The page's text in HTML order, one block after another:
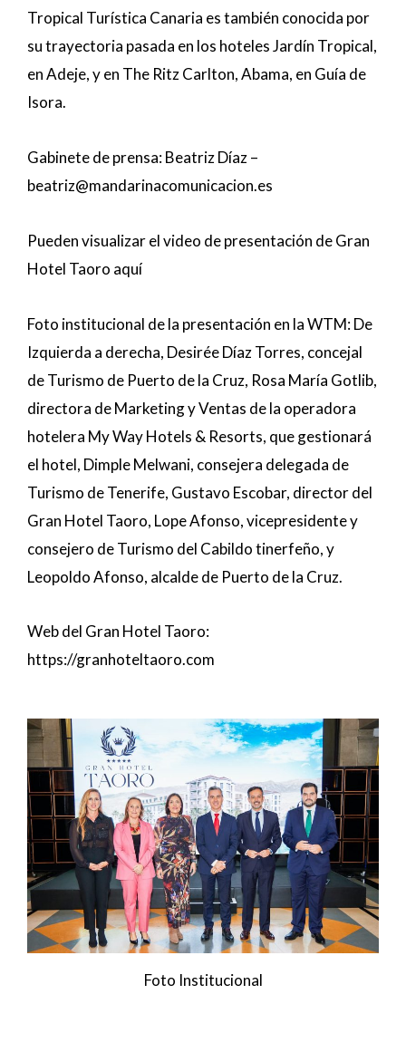
Tropical Turística Canaria es también conocida por
su trayectoria pasada en los hoteles Jardín Tropical,
en Adeje, y en The Ritz Carlton, Abama, en Guía de
Isora.
Gabinete de prensa:Beatriz Díaz –
beatriz@mandarinacomunicacion.es
Pueden visualizar el video de presentación de Gran
Hotel Taoro aquí
Foto institucional de la presentación en la WTM: De
Izquierda a derecha, Desirée Díaz Torres, concejal
de Turismo de Puerto de la Cruz, Rosa María Gotlib,
directora de Marketing y Ventas de la operadora
hotelera My Way Hotels & Resorts, que gestionará
el hotel, Dimple Melwani, consejera delegada de
Turismo de Tenerife, Gustavo Escobar, director del
Gran Hotel Taoro, Lope Afonso, vicepresidente y
consejero de Turismo del Cabildo tinerfeño, y
Leopoldo Afonso, alcalde de Puerto de la Cruz.
Web del Gran Hotel Taoro:
https://granhoteltaoro.com
Foto Institucional